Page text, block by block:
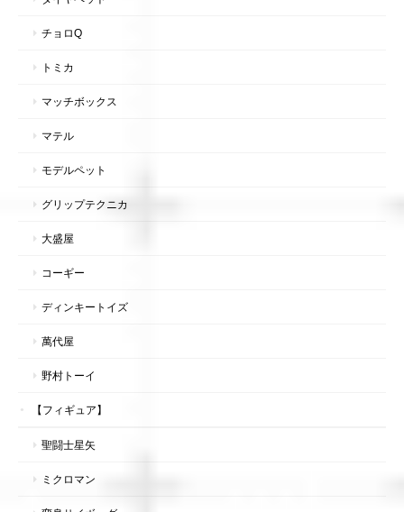
チョロQ
トミカ
マッチボックス
マテル
モデルペット
グリップテクニカ
大盛屋
コーギー
ディンキートイズ
萬代屋
野村トーイ
【フィギュア】
聖闘士星矢
ミクロマン